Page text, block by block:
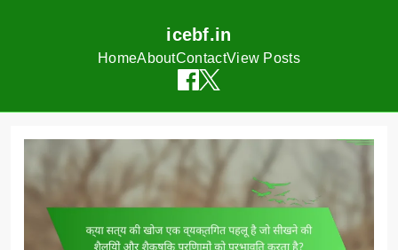
icebf.in
HomeAboutContactView Posts